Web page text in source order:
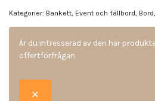
Kategorier: Bankett, Event och fällbord Bord
Är du intresserad av den här
offertförfrågan